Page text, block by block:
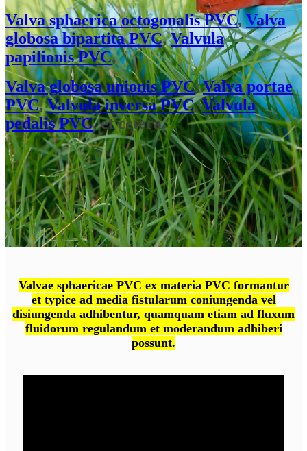
Valva sphaerica octogonalis PVC,Valva
globosa bipartita PVC,Valvula
papilionis PVC,
Valva globosa unionis PVC,Valva portae
PVC,Valvula inversa PVC,Valvula
pedalis PVC, et cetera.
Valvae sphaericae PVC ex materia PVC formantur
et typice ad media fistularum coniungenda vel
disiungenda adhibentur, quamquam etiam ad fluxum
fluidorum regulandum et moderandum adhiberi
possunt.